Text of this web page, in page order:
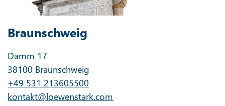
Braunschweig
Damm 17
38100 Braunschweig
+49 531 213605500
kontakt@loewenstark.com